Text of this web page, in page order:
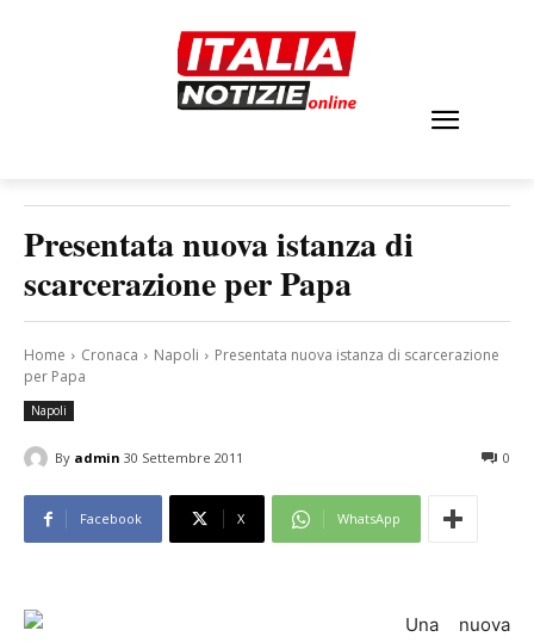
Presentata nuova istanza di
scarcerazione per Papa
Home Cronaca Napoli
Presentata nuova istanza di scarcerazione
per Papa
Napoli
By admin 30 Settembre 2011 0
Facebook X WhatsApp
Una nuova